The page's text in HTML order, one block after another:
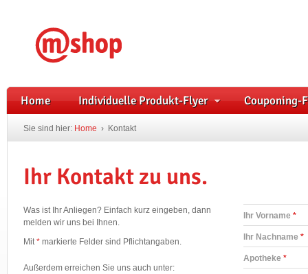
Home Individuelle Produkt-Flyer Couponing-
Sie sind hier: Home › Kontakt
Ihr Kontakt zu uns.
Was ist Ihr Anliegen? Einfach kurz eingeben, dann
melden wir uns bei Ihnen.
Mit* markierte Felder sind Pflichtangaben.
Außerdem erreichen Sie uns auch unter:
Ihr Vorname *
Ihr Nachname *
Apotheke *